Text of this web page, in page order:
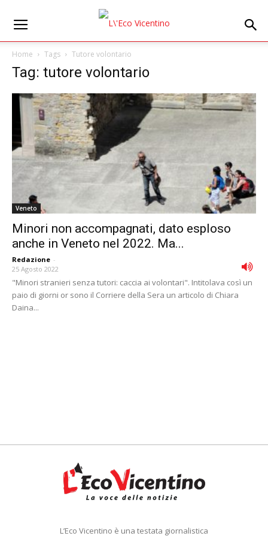
Home Tags Tutore volontario
Tag: tutore volontario
Veneto
Minori non accompagnati, dato esploso
anche in Veneto nel 2022. Ma...
Redazione -
25 Agosto 2022
"Minori stranieri senza tutori: caccia ai volontari". Intitolava così un
paio di giorni or sono il Corriere della Sera un articolo di Chiara
Daina...
L’Eco Vicentino è una testata giornalistica